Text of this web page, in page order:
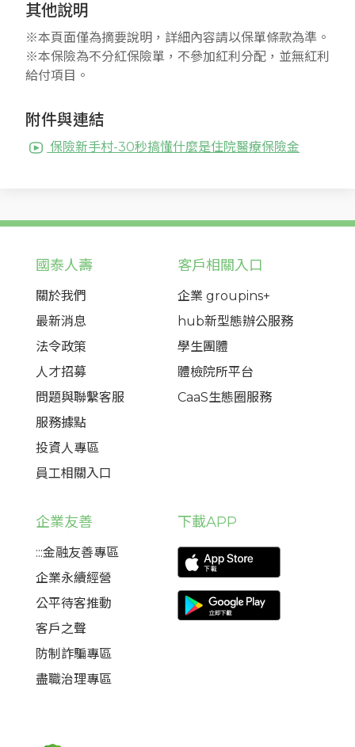
其他說明
※本頁面僅為摘要說明，詳細內容請以保單條款為準。
※本保險為不分紅保險單，不參加紅利分配，並無紅利
給付項目。
附件與連結
保險新手村-30秒搞懂什麼是住院醫療保險金
國泰人壽
關於我們
最新消息
法令政策
人才招募
問題與聯繫客服
服務據點
投資人專區
員工相關入口
客戶相關入口
企業 groupins+
hub新型態辦公服務
學生團體
體檢院所平台
CaaS生態圈服務
企業友善
:::金融友善專區
企業永續經營
公平待客推動
客戶之聲
防制詐騙專區
盡職治理專區
下載APP